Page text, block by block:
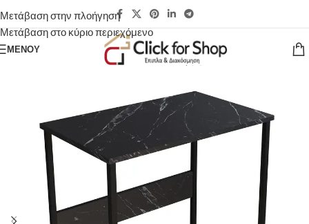
Μετάβαση στην πλοήγηση
Μετάβαση στο κύριο περιεχόμενο
ΜΕΝΟΎ